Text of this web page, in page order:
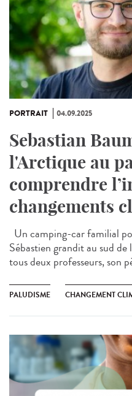
PORTRAIT 04.09.2025
Sebastian
l'Arctique au
comprendre
changements
Un camping-car familial
Sébastien grandit au sud de
tous deux professeurs, son
PALUDISME CHANGEMENT